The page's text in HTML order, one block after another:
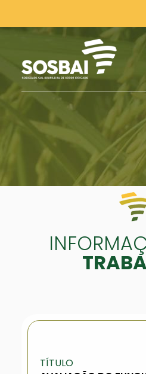
TÍTULO